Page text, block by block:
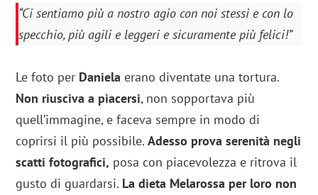
“Ci sentiamo più a nostro agio con noi stessi e con lo
specchio, più agili e leggeri e sicuramente più felici!”
Le foto per Daniela erano diventate una tortura.
Non riusciva a piacersi, non sopportava più
quell’immagine, e faceva sempre in modo di
coprirsi il più possibile.Adesso prova serenità negli
scatti fotografici, posa con piacevolezza e ritrova il
gusto di guardarsi. La dieta Melarossa per loro non